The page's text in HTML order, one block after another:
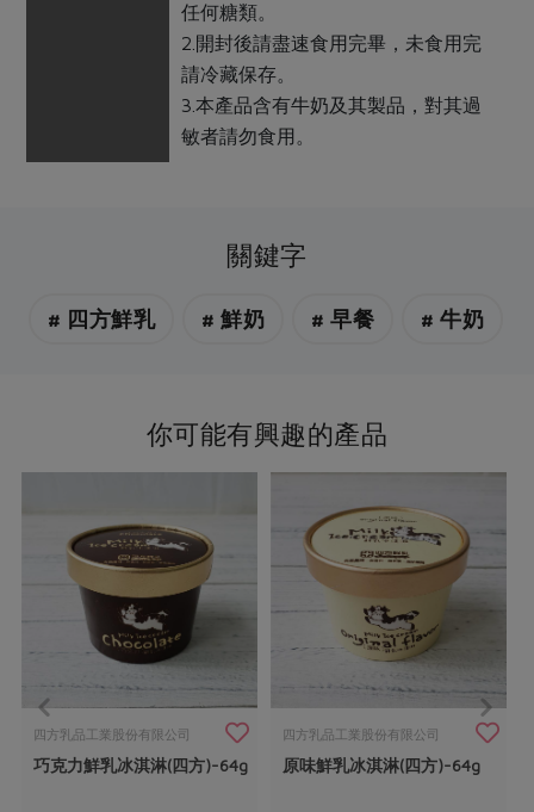
任何糖類。
2.開封後請盡速食用完畢，未食用完
請冷藏保存。
3.本產品含有牛奶及其製品，對其過
敏者請勿食用。
關鍵字
# 四方鮮乳 # 鮮奶 # 早餐 # 牛奶
你可能有興趣的產品
四方乳品工業股份有限公司
巧克力鮮乳冰淇淋(四方)-64g
四方乳品工業股份有限公司
原味鮮乳冰淇淋(四方)-64g